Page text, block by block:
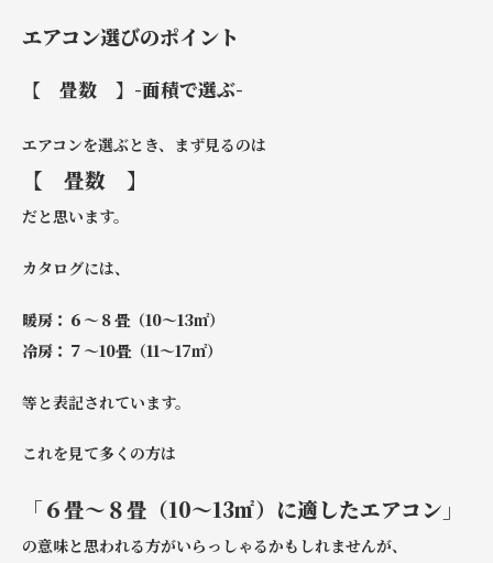
エアコン選びのポイント
【 畳数 】-面積で選ぶ-
エアコンを選ぶとき、まず見るのは
【 畳数 】
だと思います。
カタログには、
暖房：６～８畳（10～13㎡）
冷房：７～10畳（11～17㎡）
等と表記されています。
これを見て多くの方は
「６畳～８畳（10～13㎡）に適したエアコン」
の意味と思われる方がいらっしゃるかもしれませんが、